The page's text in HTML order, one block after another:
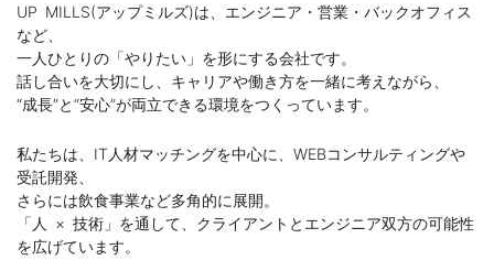
UP MILLS(アップミルズ)は、エンジニア・営業・バックオフィス
など、
一人ひとりの「やりたい」を形にする会社です。
話し合いを大切にし、キャリアや働き方を一緒に考えながら、
“成長”と“安心”が両立できる環境をつくっています。
私たちは、IT人材マッチングを中心に、WEBコンサルティングや
受託開発、
さらには飲食事業など多角的に展開。
「人 × 技術」を通して、クライアントとエンジニア双方の可能性
を広げています。